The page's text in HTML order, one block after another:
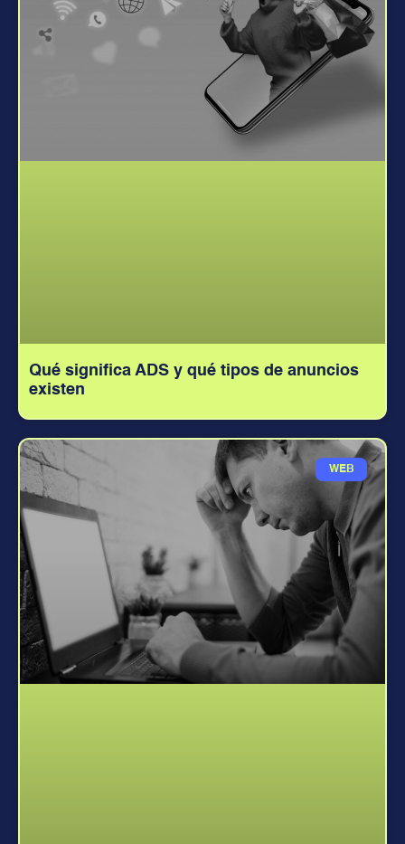
Qué significa ADS y qué tipos de anuncios
existen
WEB